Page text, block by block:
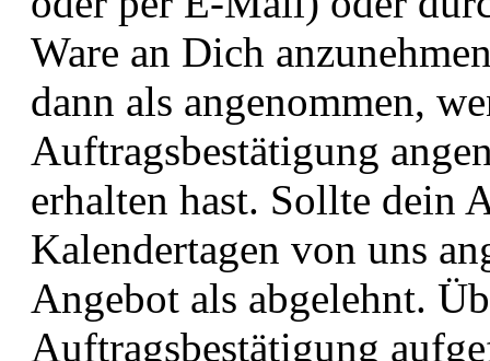
Ware an Dich
dann als angenommen,
Auftragsbestätigung
erhalten hast. Sollte dein
Kalendertagen von uns
Angebot als abgelehnt.
Auftragsbestätigung